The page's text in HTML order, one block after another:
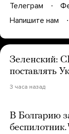
Телеграм
Напишите нам
Зеленский:
поставлять
3 часа назад
В Болгарию